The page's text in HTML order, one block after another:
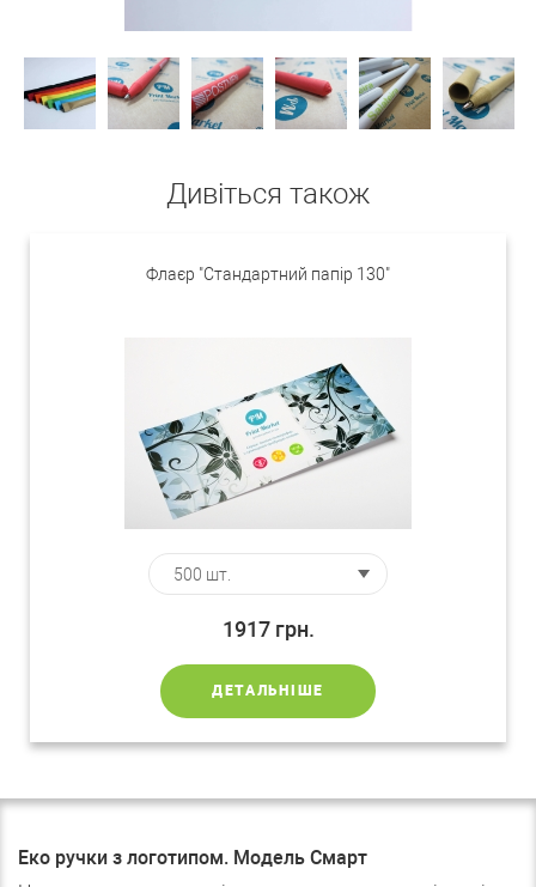
Дивіться також
Флаєр "Стандартний папір 130"
1917 грн.
ДЕТАЛЬНІШЕ
Еко ручки з логотипом. Модель Смарт